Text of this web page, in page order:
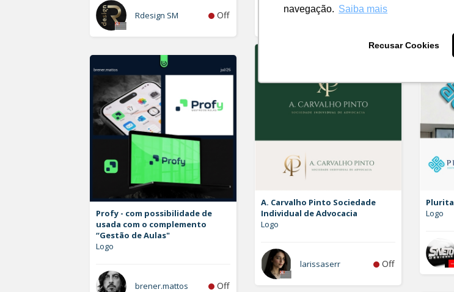
navegação. Saiba mais
Recusar Cookies
Rubao Off
Rdesign SM Off
A. Carvalho Pinto Sociedade
Individual de Advocacia
Logo
larissaserr Off
Plurita
Logo
Profy - com possibilidade de
usada com o complemento
“Gestão de Aulas"
Logo
brener.mattos Off